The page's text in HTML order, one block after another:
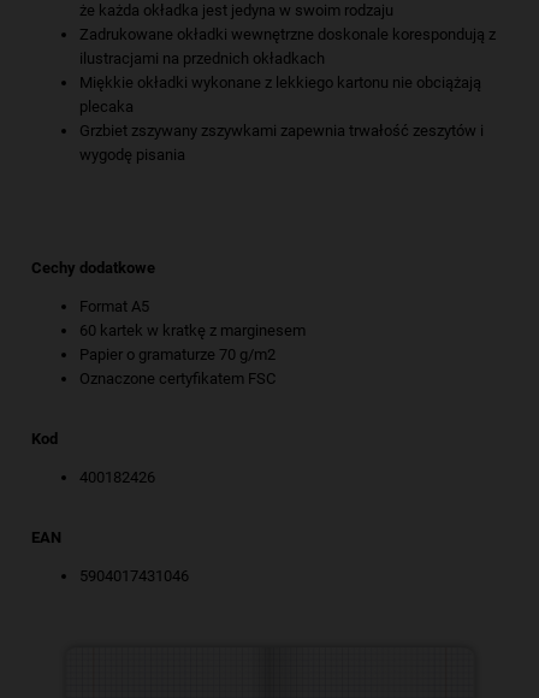
że każda okładka jest jedyna w swoim rodzaju
Zadrukowane okładki wewnętrzne doskonale korespondują z
ilustracjami na przednich okładkach
Miękkie okładki wykonane z lekkiego kartonu nie obciążają
plecaka
Grzbiet zszywany zszywkami zapewnia trwałość zeszytów i
wygodę pisania
Cechy dodatkowe
Format A5
60 kartek w kratkę z marginesem
Papier o gramaturze 70 g/m2
Oznaczone certyfikatem FSC
Kod
400182426
EAN
5904017431046